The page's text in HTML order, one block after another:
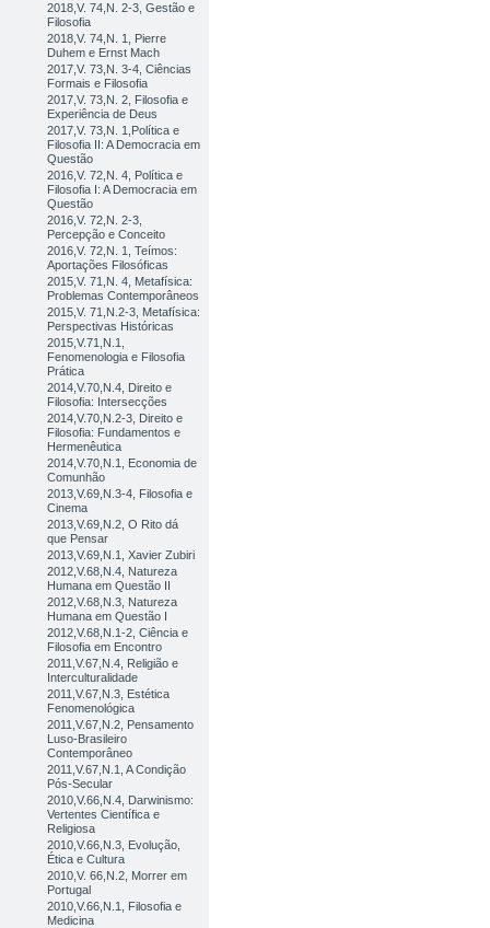
2018,V. 74,N. 2-3, Gestão e
Filosofia
2018,V. 74,N. 1, Pierre
Duhem e Ernst Mach
2017,V. 73,N. 3-4, Ciências
Formais e Filosofia
2017,V. 73,N. 2, Filosofia e
Experiência de Deus
2017,V. 73,N. 1,Política e
Filosofia II: A Democracia em
Questão
2016,V. 72,N. 4, Política e
Filosofia I: A Democracia em
Questão
2016,V. 72,N. 2-3,
Percepção e Conceito
2016,V. 72,N. 1, Teímos:
Aportações Filosóficas
2015,V. 71,N. 4, Metafísica:
Problemas Contemporâneos
2015,V. 71,N.2-3, Metafísica:
Perspectivas Históricas
2015,V.71,N.1,
Fenomenologia e Filosofia
Prática
2014,V.70,N.4, Direito e
Filosofia: Intersecções
2014,V.70,N.2-3, Direito e
Filosofia: Fundamentos e
Hermenêutica
2014,V.70,N.1, Economia de
Comunhão
2013,V.69,N.3-4, Filosofia e
Cinema
2013,V.69,N.2, O Rito dá
que Pensar
2013,V.69,N.1, Xavier Zubiri
2012,V.68,N.4, Natureza
Humana em Questão II
2012,V.68,N.3, Natureza
Humana em Questão I
2012,V.68,N.1-2, Ciência e
Filosofia em Encontro
2011,V.67,N.4, Religião e
Interculturalidade
2011,V.67,N.3, Estética
Fenomenológica
2011,V.67,N.2, Pensamento
Luso-Brasileiro
Contemporâneo
2011,V.67,N.1, A Condição
Pós-Secular
2010,V.66,N.4, Darwinismo:
Vertentes Científica e
Religiosa
2010,V.66,N.3, Evolução,
Ética e Cultura
2010,V. 66,N.2, Morrer em
Portugal
2010,V.66,N.1, Filosofia e
Medicina